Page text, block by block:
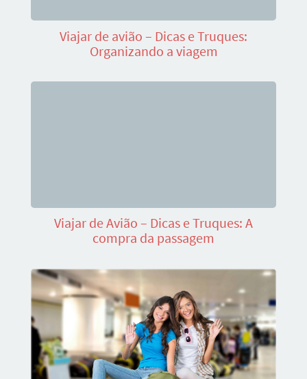
Viajar de avião – Dicas e Truques:
Organizando a viagem
Viajar de Avião – Dicas e Truques: A
compra da passagem